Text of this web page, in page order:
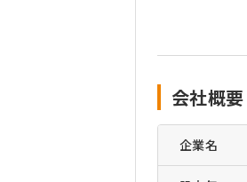
会社概要
企業名